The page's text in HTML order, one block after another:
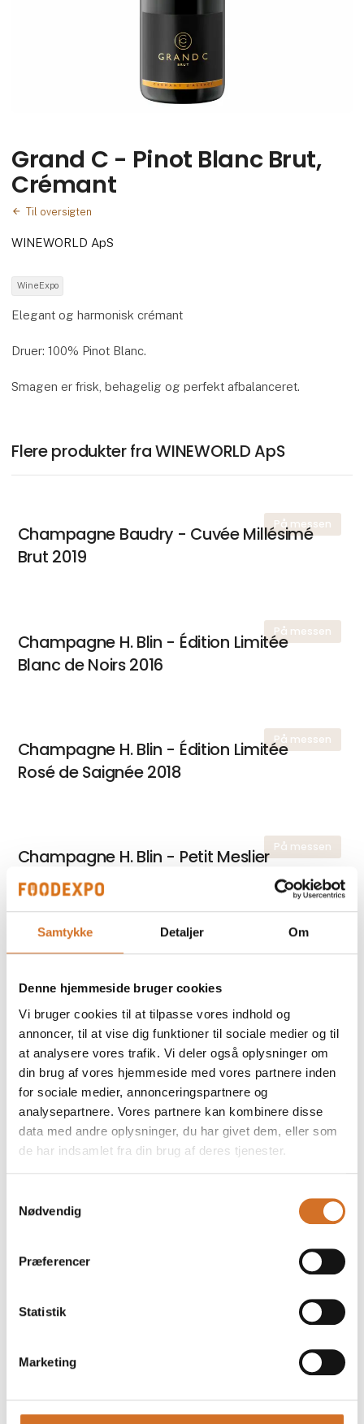
Samtykke Detaljer Om
Denne hjemmeside bruger cookies
Vi bruger cookies til at tilpasse vores indhold og
annoncer, til at vise dig funktioner til sociale medier og til
at analysere vores trafik. Vi deler også oplysninger om
din brug af vores hjemmeside med vores partnere inden
for sociale medier, annonceringspartnere og
analysepartnere. Vores partnere kan kombinere disse
data med andre oplysninger, du har givet dem, eller som
de har indsamlet fra din brug af deres tjenester.
Nødvendig
Præferencer
Statistik
Marketing
Grand C - Pinot Blanc Brut,
Crémant
Til oversigten
WINEWORLD ApS
WineExpo
Elegant og harmonisk crémant
Druer: 100% Pinot Blanc.
Smagen er frisk, behagelig og perfekt afbalanceret.
Flere produkter fra WINEWORLD ApS
På messen
Champagne Baudry - Cuvée Millésimé
Brut 2019
På messen
Champagne H. Blin - Édition Limitée
Blanc de Noirs 2016
På messen
Champagne H. Blin - Édition Limitée
Rosé de Saignée 2018
På messen
Champagne H. Blin - Petit Meslier
På messen
Champagne Lopez-Martin - Millésimé
På messen
Château La Coste - Le Blanc 2024
(økologisk), hvidvin
Produktet er medbragt på messen